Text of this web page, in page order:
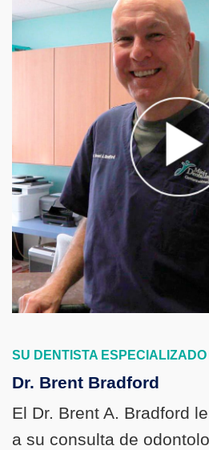
SU DENTISTA
Dr. Brent Bradford
El Dr. Brent A. Bradford
a su consulta de